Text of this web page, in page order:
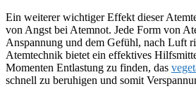
Ein weiterer wichtiger Effekt dieser
von Angst bei Atemnot. Jede Form von
Anspannung und dem Gefühl, nach Luft
Atemtechnik bietet ein effektives
Momenten Entlastung zu finden, das
schnell zu beruhigen und somit